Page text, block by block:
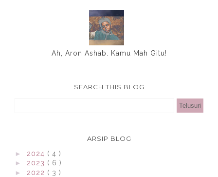
Ah, Aron Ashab. Kamu Mah Gitu!
SEARCH THIS BLOG
ARSIP BLOG
► 2024 ( 4 )
► 2023 ( 6 )
► 2022 ( 3 )